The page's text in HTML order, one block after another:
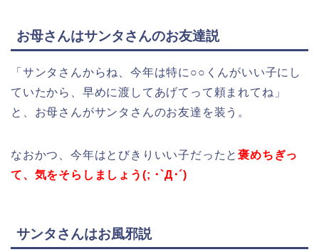
お母さんはサンタさんのお友達説
「サンタさんからね、今年は特に○○くんがいい子にし
ていたから、早めに渡してあげてって頼まれてね」
と、お母さんがサンタさんのお友達を装う。
なおかつ、今年はとびきりいい子だったと褒めちぎっ
て、気をそらしましょう(; ･`Д･´)
サンタさんはお風邪説